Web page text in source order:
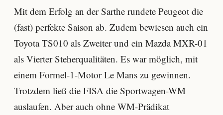
Mit dem Erfolg an der Sarthe rundete Peugeot die
(fast) perfekte Saison ab. Zudem bewiesen auch ein
Toyota TS010 als Zweiter und ein Mazda MXR-01
als Vierter Steherqualitäten. Es war möglich, mit
einem Formel-1-Motor Le Mans zu gewinnen.
Trotzdem ließ die FISA die Sportwagen-WM
auslaufen. Aber auch ohne WM-Prädikat